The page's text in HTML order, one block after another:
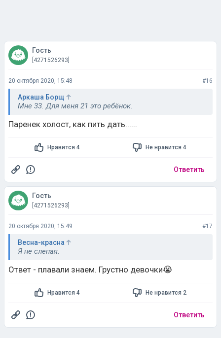
Гость
[4271526293]
20 октября 2020, 15:48 #16
Аркаша Борщ
Мне 33. Для меня 21 это ребёнок.
Паренек холост, как пить дать......
Нравится 4 Не нравится 4
Ответить
Гость
[4271526293]
20 октября 2020, 15:49 #17
Весна-красна
Я не слепая.
Ответ - плавали знаем. Грустно девочки😭
Нравится 4 Не нравится 2
Ответить